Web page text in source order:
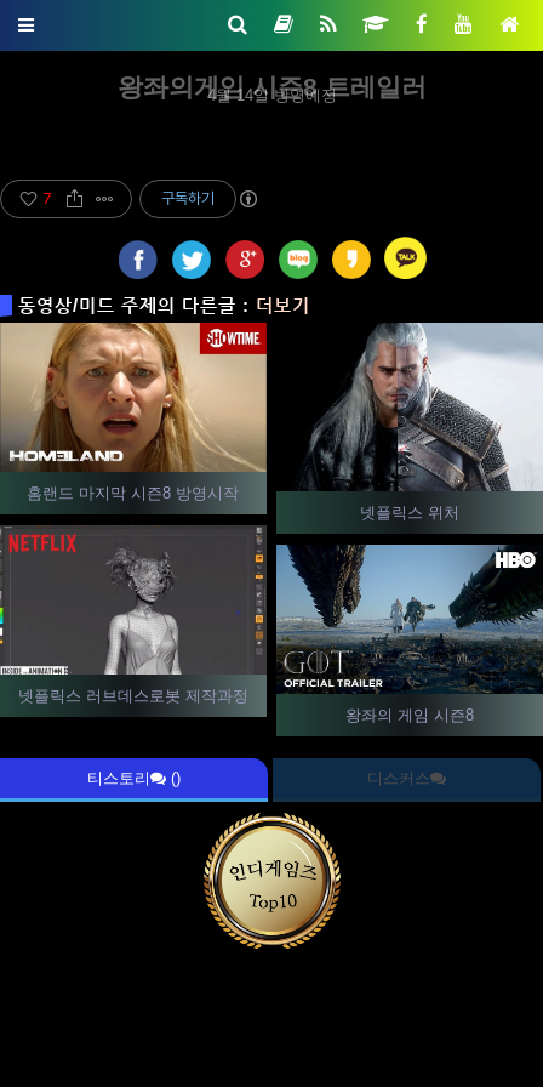
왕좌의게임 시즌8 트레일러
4월 14일 방영예정
7 구독하기
동영상/미드 주제의 다른글 : 더보기
홈랜드 마지막 시즌8 방영시작
넷플릭스 위처
넷플릭스 러브데스로봇 제작과정
왕좌의 게임 시즌8
티스토리 () 디스커스